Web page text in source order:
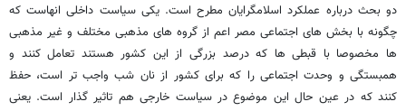
دو بحث درباره عملکرد اسلامگرایان مطرح است. یکی سیاست داخلی انهاست که
چگونه با بخش های اجتماعی مصر اعم از گروه های مذهبی مختلف و غیر مذهبی
ها مخصوصا با قبطی ها که درصد بزرگی از این کشور هستند تعامل کنند و
همبستگی و وحدت اجتماعی را که برای کشور از نان شب واجب تر است، حفظ
کنند که در عین حال این موضوع در سیاست خارجی هم تاثیر گذار است. یعنی